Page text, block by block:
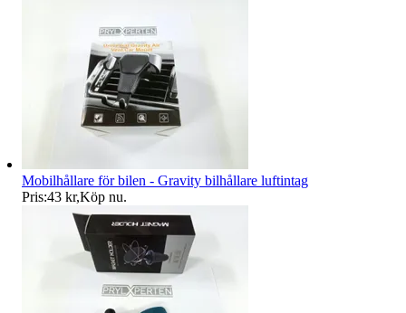
Mobilhållare för bilen - Gravity bilhållare luftintag
Pris:43 kr,Köp nu.